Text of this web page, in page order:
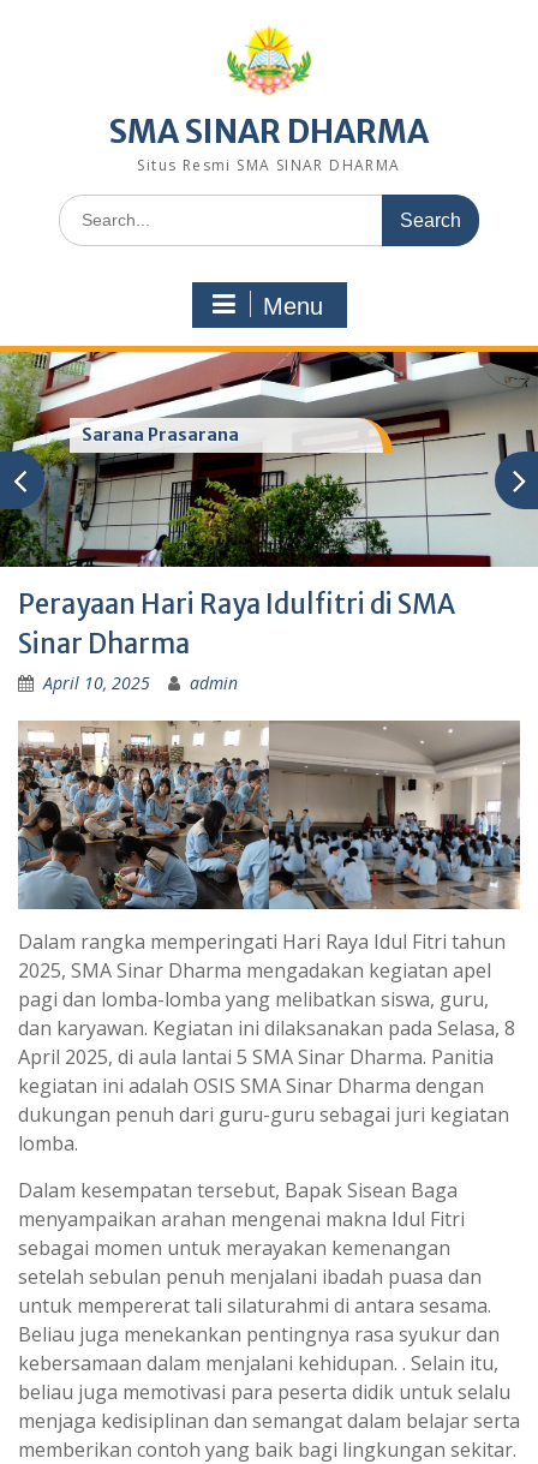
SMA SINAR DHARMA
Situs Resmi SMA SINAR DHARMA
Search
for:
Menu
Sarana Prasarana
Perayaan Hari Raya Idulfitri di SMA
Sinar Dharma
April 10, 2025 admin
Dalam rangka memperingati Hari Raya Idul Fitri tahun
2025, SMA Sinar Dharma mengadakan kegiatan apel
pagi dan lomba-lomba yang melibatkan siswa, guru,
dan karyawan. Kegiatan ini dilaksanakan pada Selasa, 8
April 2025, di aula lantai 5 SMA Sinar Dharma. Panitia
kegiatan ini adalah OSIS SMA Sinar Dharma dengan
dukungan penuh dari guru-guru sebagai juri kegiatan
lomba.
Dalam kesempatan tersebut, Bapak Sisean Baga
menyampaikan arahan mengenai makna Idul Fitri
sebagai momen untuk merayakan kemenangan
setelah sebulan penuh menjalani ibadah puasa dan
untuk mempererat tali silaturahmi di antara sesama.
Beliau juga menekankan pentingnya rasa syukur dan
kebersamaan dalam menjalani kehidupan. . Selain itu,
beliau juga memotivasi para peserta didik untuk selalu
menjaga kedisiplinan dan semangat dalam belajar serta
memberikan contoh yang baik bagi lingkungan sekitar.